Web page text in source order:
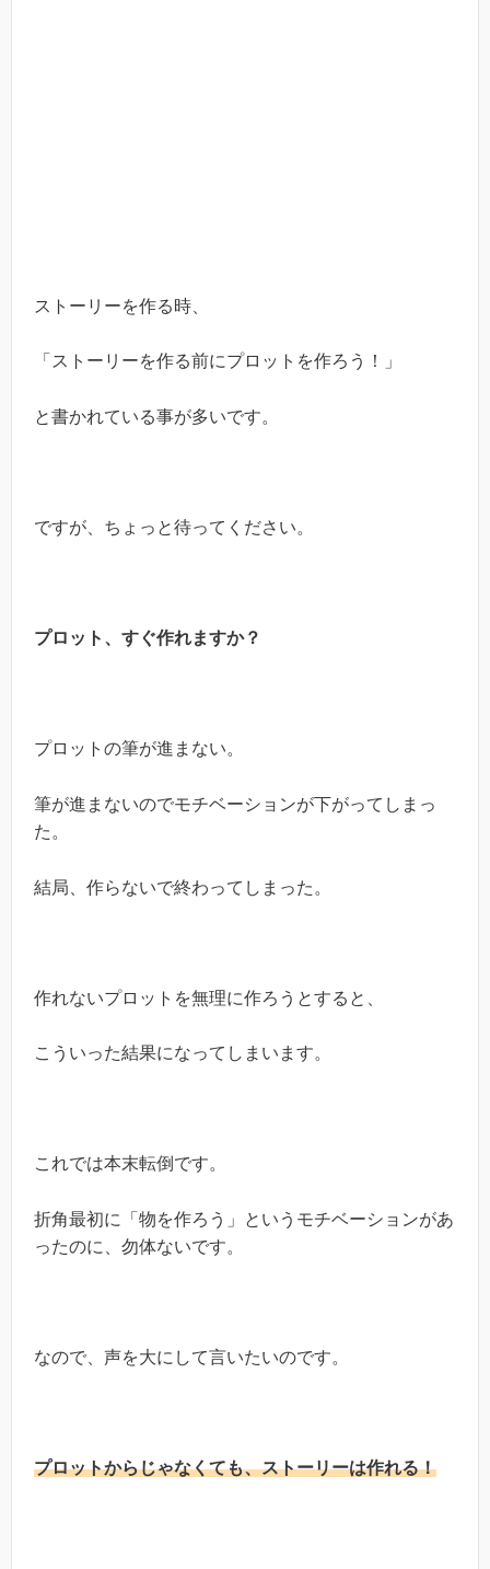
ストーリーを作る時、
「ストーリーを作る前にプロットを作ろう！」
と書かれている事が多いです。
ですが、ちょっと待ってください。
プロット、すぐ作れますか？
プロットの筆が進まない。
筆が進まないのでモチベーションが下がってしまっ
た。
結局、作らないで終わってしまった。
作れないプロットを無理に作ろうとすると、
こういった結果になってしまいます。
これでは本末転倒です。
折角最初に「物を作ろう」というモチベーションがあ
ったのに、勿体ないです。
なので、声を大にして言いたいのです。
プロットからじゃなくても、ストーリーは作れる！